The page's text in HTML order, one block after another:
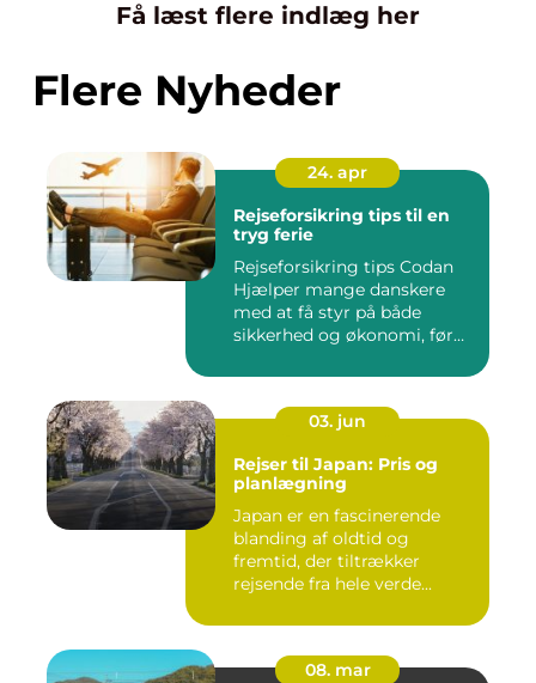
Få læst flere indlæg her
Flere Nyheder
24. apr
Rejseforsikring tips til en
tryg ferie
Rejseforsikring tips Codan
Hjælper mange danskere
med at få styr på både
sikkerhed og økonomi, før
03. jun
Rejser til Japan: Pris og
planlægning
Japan er en fascinerende
blanding af oldtid og
fremtid, der tiltrækker
rejsende fra hele verde...
08. mar